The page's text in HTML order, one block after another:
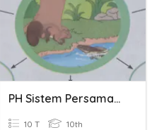
PH Sistem Persamaan Linier
10 T 10th